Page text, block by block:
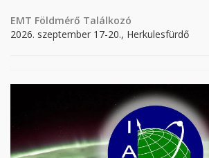
EMT Földmérő Találkozó
2026. szeptember 17-20., Herkulesfürdő